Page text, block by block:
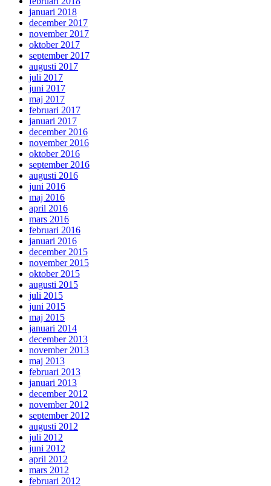
januari 2018
december 2017
november 2017
oktober 2017
september 2017
augusti 2017
juli 2017
juni 2017
maj 2017
februari 2017
januari 2017
december 2016
november 2016
oktober 2016
september 2016
augusti 2016
juni 2016
maj 2016
april 2016
mars 2016
februari 2016
januari 2016
december 2015
november 2015
oktober 2015
augusti 2015
juli 2015
juni 2015
maj 2015
januari 2014
december 2013
november 2013
maj 2013
februari 2013
januari 2013
december 2012
november 2012
september 2012
augusti 2012
juli 2012
juni 2012
april 2012
mars 2012
februari 2012